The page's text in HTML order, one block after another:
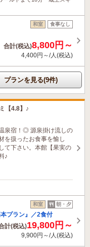
和室 食事なし
合計(税込)8,800円～
4,400円～/人(税込)
プランを見る(9件)
【4.8】♪
泉宿！◎ 源泉掛け流しの
を扱ったお食事を愉し
て下さい。本館【果実の
♪
和室 朝・夕
プラン』／2食付
計(税込)19,800円～
9,900円～/人(税込)